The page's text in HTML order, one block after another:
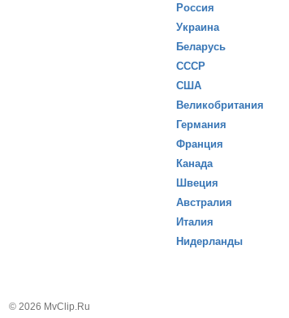
Россия
Украина
Беларусь
СССР
США
Великобритания
Германия
Франция
Канада
Швеция
Австралия
Италия
Нидерланды
© 2026 MvClip.Ru